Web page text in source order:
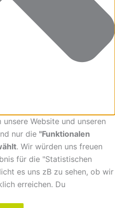
Website und unseren
nur die "Funktionalen
. Wir würden uns freuen
für die "Statistischen
es uns zB zu sehen, ob wir
erreichen. Du